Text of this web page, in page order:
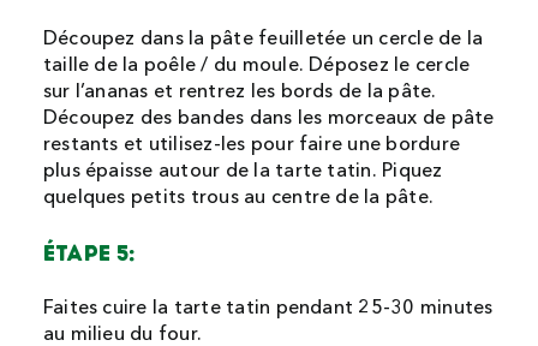
Découpez dans la pâte feuilletée un cercle de la
taille de la poêle / du moule. Déposez le cercle
sur l’ananas et rentrez les bords de la pâte.
Découpez des bandes dans les morceaux de pâte
restants et utilisez-les pour faire une bordure
plus épaisse autour de la tarte tatin. Piquez
quelques petits trous au centre de la pâte.
ÉTAPE 5:
Faites cuire la tarte tatin pendant 25-30 minutes
au milieu du four.